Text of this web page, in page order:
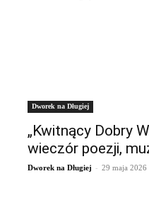
Dworek na Długiej
„Kwitnący Dobry
wieczór poezji,
Dworek na Długiej - 29 maja 2026